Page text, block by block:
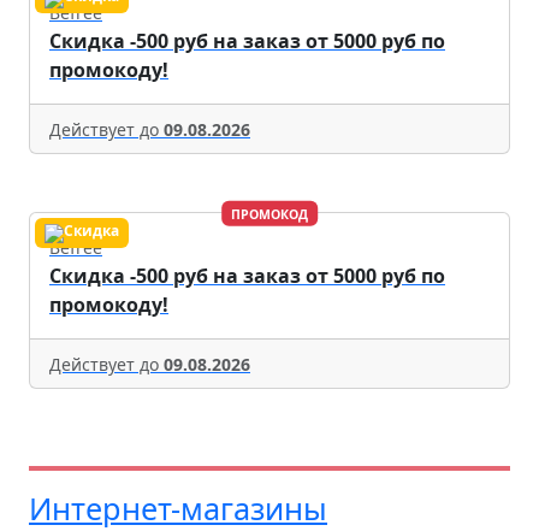
Befree
Скидка -500 руб на заказ от 5000 руб по
промокоду!
Действует до 09.08.2026
ПРОМОКОД
Befree
Скидка -500 руб на заказ от 5000 руб по
промокоду!
Действует до 09.08.2026
Интернет-магазины